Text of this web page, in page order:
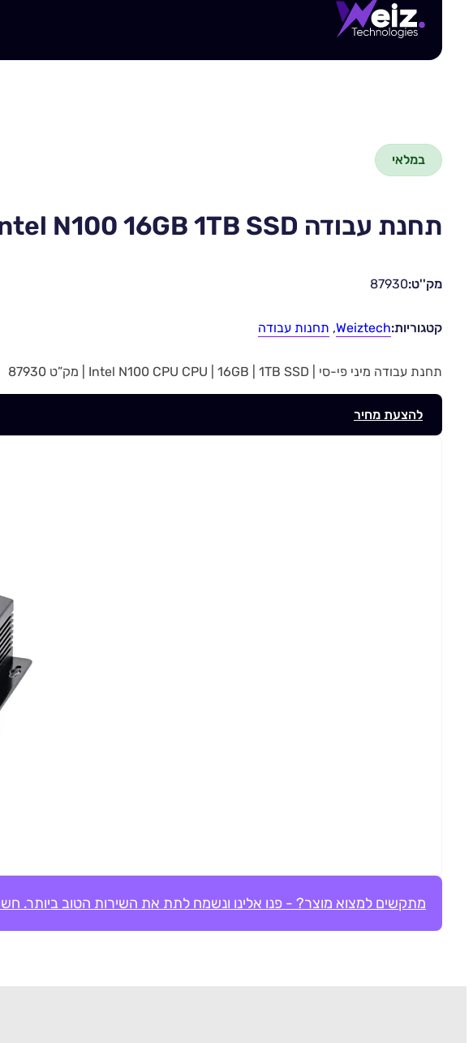
במלאי
תחנת עבודה Intel N100 16GB 1TB SSD
מק''ט:87930
קטגוריות:Weiztech
, תחנות עבודה
תחנת עבודה מיני פי-סי | Intel N100 CPU CPU | 16GB | 1TB SSD | מק”ט 87930
להצעת מחיר
מתקשים למצוא מוצר? - פנו אלינו ונשמח לתת את השירות הטוב ביותר.